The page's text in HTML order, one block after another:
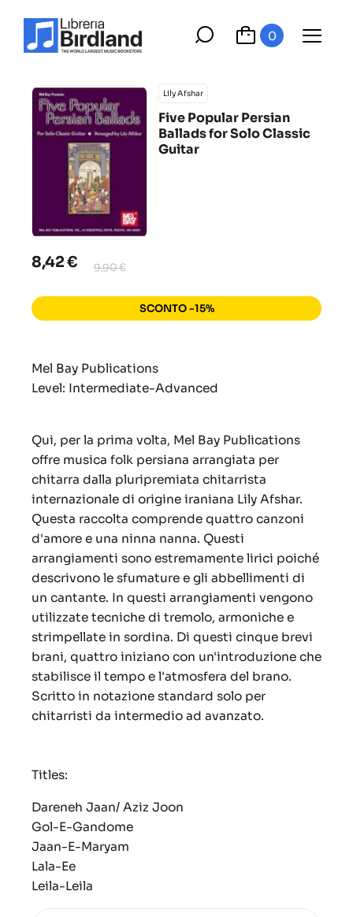
0
Lily Afshar
Five Popular Persian
Ballads for Solo Classic
Guitar
8,42 € 9,90 €
SCONTO -15%
Mel Bay Publications
Level: Intermediate-Advanced
Qui, per la prima volta, Mel Bay Publications
offre musica folk persiana arrangiata per
chitarra dalla pluripremiata chitarrista
internazionale di origine iraniana Lily Afshar.
Questa raccolta comprende quattro canzoni
d'amore e una ninna nanna. Questi
arrangiamenti sono estremamente lirici poiché
descrivono le sfumature e gli abbellimenti di
un cantante. In questi arrangiamenti vengono
utilizzate tecniche di tremolo, armoniche e
strimpellate in sordina. Di questi cinque brevi
brani, quattro iniziano con un'introduzione che
stabilisce il tempo e l'atmosfera del brano.
Scritto in notazione standard solo per
chitarristi da intermedio ad avanzato.
Titles:
Dareneh Jaan/ Aziz Joon
Gol-E-Gandome
Jaan-E-Maryam
Lala-Ee
Leila-Leila